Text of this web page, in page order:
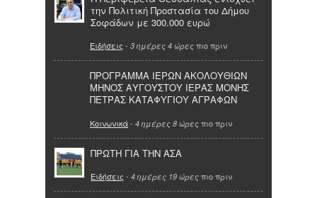
την Πολιτική Προστασία του Δήμου
Σοφάδων με 300.000 ευρώ
Ειδήσεις - 3 ημέρες 4 ώρες πιο πριν
ΠΡΟΓΡΑΜΜΑ ΙΕΡΩΝ ΑΚΟΛΟΥΘΙΩΝ
ΜΗΝΟΣ ΑΥΓΟΥΣΤΟΥ ΙΕΡΑΣ ΜΟΝΗΣ
ΠΕΤΡΑΣ ΚΑΤΑΦΥΓΙΟΥ ΑΓΡΑΦΩΝ
Κοινωνικά- 4 ημέρες 8 ώρες πιο πριν
ΠΡΩΤΗ ΓΙΑ ΤΗΝ ΑΣΑ
Ειδήσεις - 4 ημέρες 19 ώρες πιο πριν